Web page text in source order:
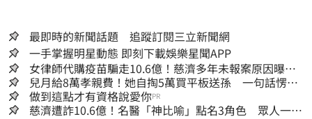
最即時的新聞話題 追蹤訂閱三立新聞網
一手掌握明星動態 即刻下載娛樂星聞APP
女律師代購疫苗騙走10.6億！慈濟多年未報案原因曝：
檢警上門才知被騙
兒月給8萬孝親費！她自掏5萬買平板送孫 一句話愣原
地「傷心不已」
做到這點才有資格說愛你PR
慈濟遭詐10.6億！名醫「神比喻」點名3角色 眾人一看